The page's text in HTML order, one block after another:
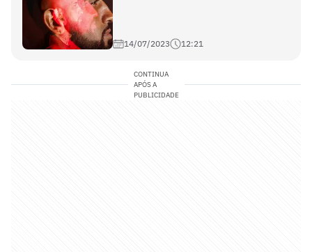
14/07/2023 12:21
CONTINUA
APÓS A
PUBLICIDADE